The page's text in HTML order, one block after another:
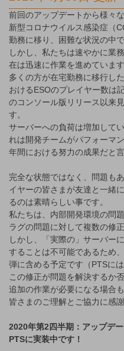
前回のアップデートから様々
新型コロナウイルス感染症（
勤務に移り、困難な状況の中
しかし、私たちは速やかに業
在は迅速に作業を進めています
多くの方が在宅勤務に移行し
おけるESOのプレイヤー数は
のコンソール版リリース以来
す。
サーバーへの負荷は増加して
れは開発チームがパフォーマ
年間における努力の成果だと
完全な状態ではなく、問題も
イヤーの皆さまが友達と一緒
るのは素晴らしい事です。
私たちは、内部開発環境の問
ラグの問題に対して複数の修
しかし、「実際の」サーバー
することは不可能であるため
弾に含める予定です（PTSに
この修正が問題を解決するか
追加の作業が必要になる場合
皆さまのご理解とご協力に感謝
2020年第2四半期：アップデ
PTSに実装中です！